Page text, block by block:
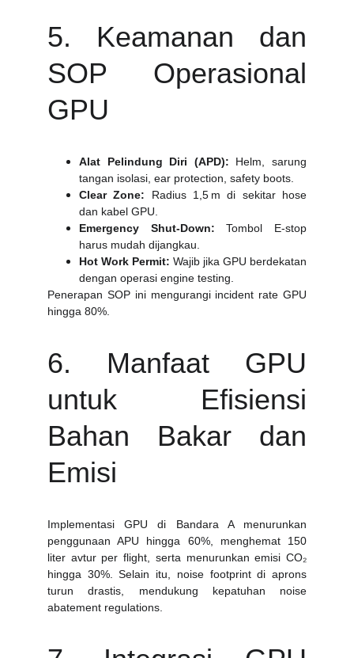
5. Keamanan dan
SOP Operasional
GPU
Alat Pelindung Diri (APD): Helm, sarung
tangan isolasi, ear protection, safety boots.
Clear Zone: Radius 1,5 m di sekitar hose
dan kabel GPU.
Emergency Shut‑Down: Tombol E‑stop
harus mudah dijangkau.
Hot Work Permit: Wajib jika GPU berdekatan
dengan operasi engine testing.
Penerapan SOP ini mengurangi incident rate GPU
hingga 80%.
6. Manfaat GPU
untuk Efisiensi
Bahan Bakar dan
Emisi
Implementasi GPU di Bandara A menurunkan
penggunaan APU hingga 60%, menghemat 150
liter avtur per flight, serta menurunkan emisi CO₂
hingga 30%. Selain itu, noise footprint di aprons
turun drastis, mendukung kepatuhan noise
abatement regulations.